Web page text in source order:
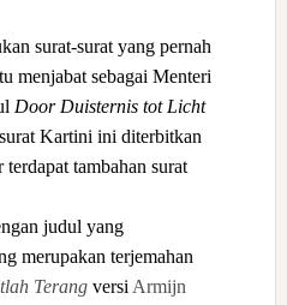
surat-surat yang pernah
menjabat sebagai Menteri
Door Duisternis tot Licht
Kartini ini diterbitkan
tambahan surat
judul yang
merupakan terjemahan
Terang versi Armijn